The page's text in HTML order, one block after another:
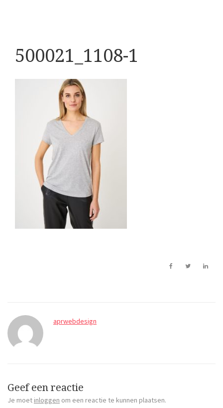
500021_1108-1
aprwebdesign
Geef een reactie
Je moet inloggen om een reactie te kunnen plaatsen.